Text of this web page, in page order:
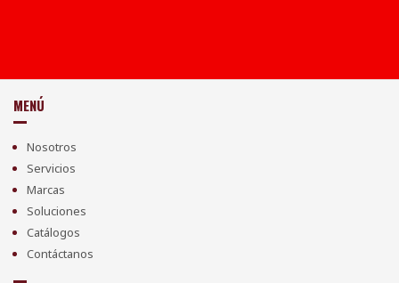
MENÚ
Nosotros
Servicios
Marcas
Soluciones
Catálogos
Contáctanos